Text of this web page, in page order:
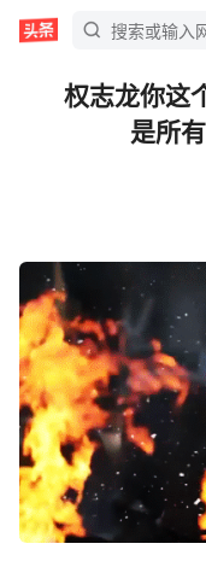
权志龙你这
是所